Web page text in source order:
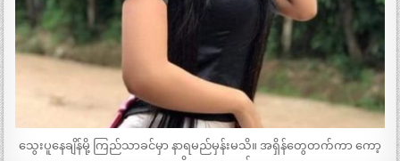
သွေးပူနေချိန်မို့ ကြည်သာခင်မှာ နာရမည်မှန်းမသိ။ အရှိန်တွေတက်ကာ ကော့